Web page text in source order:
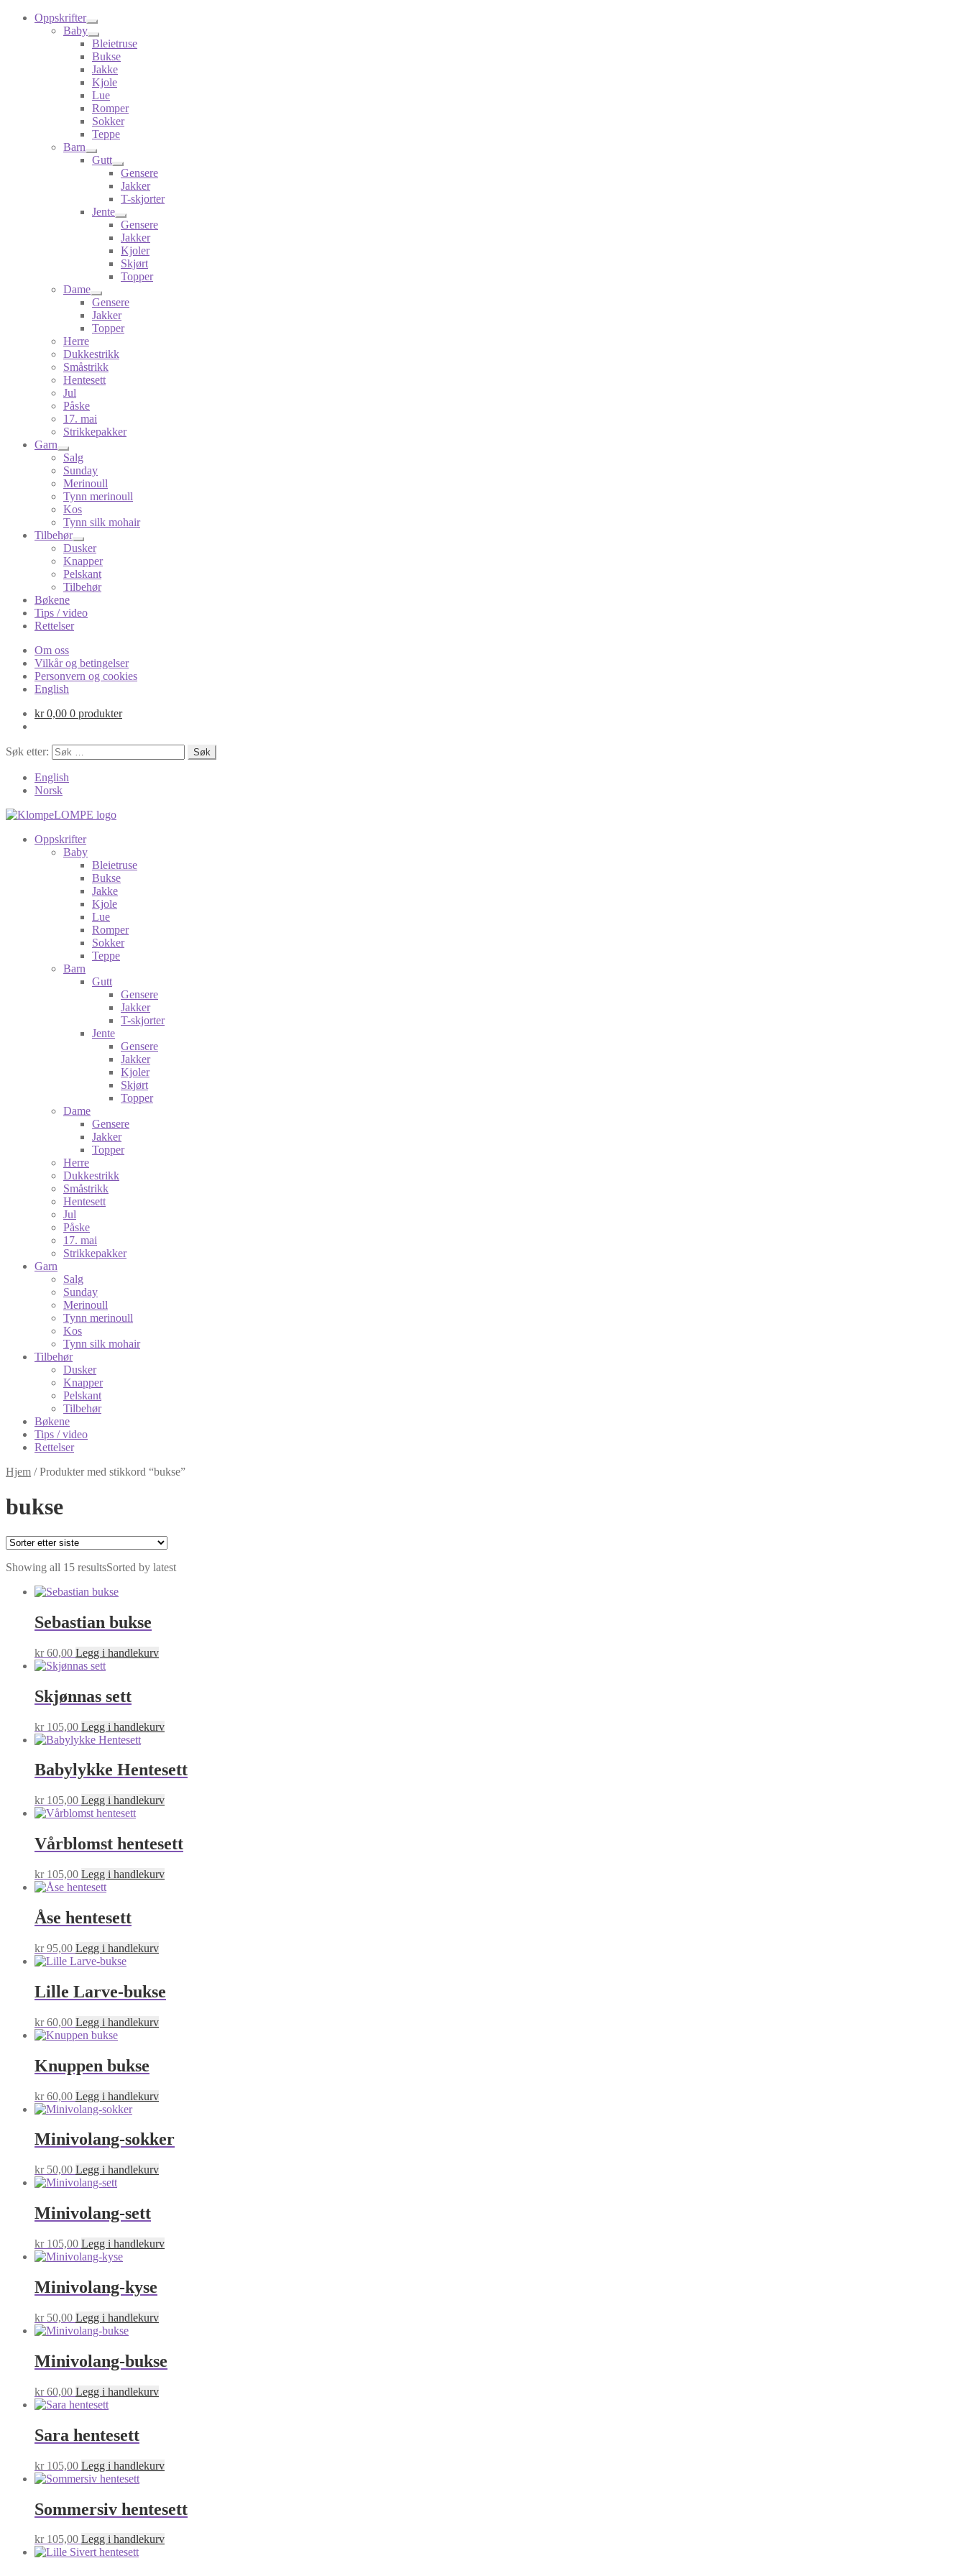
Oppskrifter
Baby
Bleietruse
Bukse
Jakke
Kjole
Lue
Romper
Sokker
Teppe
Barn
Gutt
Gensere
Jakker
T-skjorter
Jente
Gensere
Jakker
Kjoler
Skjørt
Topper
Dame
Gensere
Jakker
Topper
Herre
Dukkestrikk
Småstrikk
Hentesett
Jul
Påske
17. mai
Strikkepakker
Garn
Salg
Sunday
Merinoull
Tynn merinoull
Kos
Tynn silk mohair
Tilbehør
Dusker
Knapper
Pelskant
Tilbehør
Bøkene
Tips / video
Rettelser
Om oss
Vilkår og betingelser
Personvern og cookies
English
kr0,00 0 produkter
Søk etter:
English
Norsk
Oppskrifter
Baby
Bleietruse
Bukse
Jakke
Kjole
Lue
Romper
Sokker
Teppe
Barn
Gutt
Gensere
Jakker
T-skjorter
Jente
Gensere
Jakker
Kjoler
Skjørt
Topper
Dame
Gensere
Jakker
Topper
Herre
Dukkestrikk
Småstrikk
Hentesett
Jul
Påske
17. mai
Strikkepakker
Garn
Salg
Sunday
Merinoull
Tynn merinoull
Kos
Tynn silk mohair
Tilbehør
Dusker
Knapper
Pelskant
Tilbehør
Bøkene
Tips / video
Rettelser
Hjem /Produkter med stikkord “bukse”
bukse
Showing all 15 resultsSorted by latest
Sebastian bukse
kr60,00 Legg i handlekurv
Skjønnas sett
kr105,00 Legg i handlekurv
Babylykke Hentesett
kr105,00 Legg i handlekurv
Vårblomst hentesett
kr105,00 Legg i handlekurv
Åse hentesett
kr95,00 Legg i handlekurv
Lille Larve-bukse
kr60,00 Legg i handlekurv
Knuppen bukse
kr60,00 Legg i handlekurv
Minivolang-sokker
kr50,00 Legg i handlekurv
Minivolang-sett
kr105,00 Legg i handlekurv
Minivolang-kyse
kr50,00 Legg i handlekurv
Minivolang-bukse
kr60,00 Legg i handlekurv
Sara hentesett
kr105,00 Legg i handlekurv
Sommersiv hentesett
kr105,00 Legg i handlekurv